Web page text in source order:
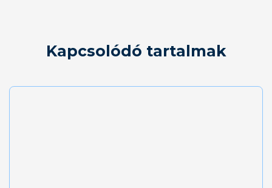
Kapcsolódó tartalmak